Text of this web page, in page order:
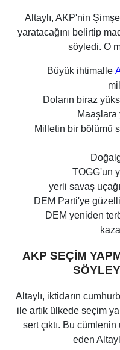
Altaylı, AKP'nin
yaratacağını belirtip
söyledi. O
Büyük ihtimalle
Doların biraz
Maaşlara
Milletin bir bölümü
TOGG'un
yerli savaş
DEM Parti'ye
DEM yeniden
AKP SEÇİM
Altaylı, iktidarın
ile artık ülkede seçim
sert çıktı. Bu
eden